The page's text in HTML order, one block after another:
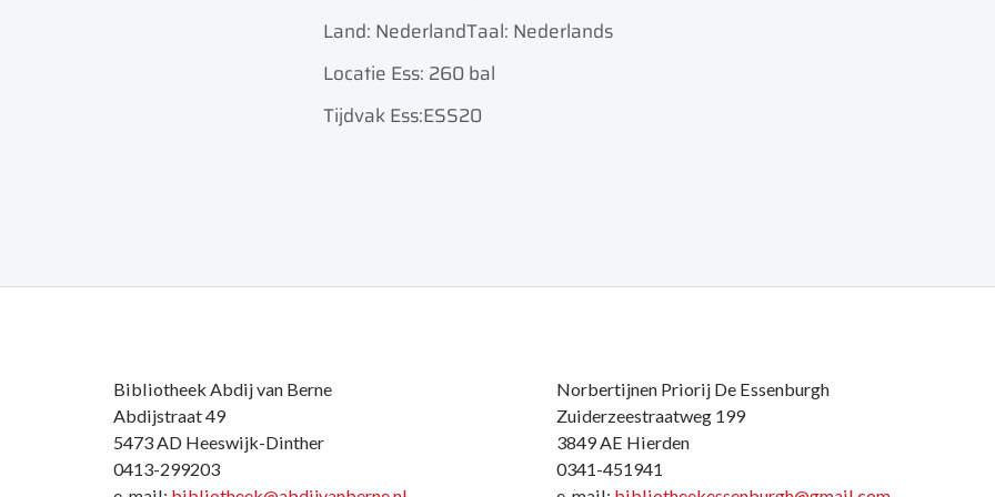
Land: NederlandTaal: Nederlands
Locatie Ess: 260 bal
Tijdvak Ess:ESS20
Bibliotheek Abdij van Berne
Abdijstraat 49
5473 AD Heeswijk-Dinther
0413-299203
Norbertijnen Priorij De Essenburgh
Zuiderzeestraatweg 199
3849 AE Hierden
0341-451941